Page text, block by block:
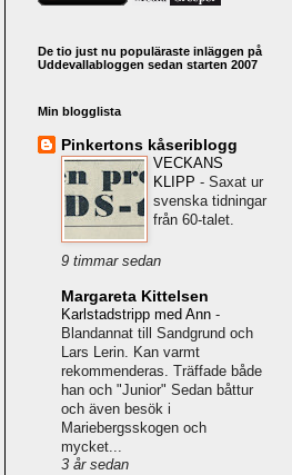
De tio just nu populäraste inläggen på
Uddevallabloggen sedan starten 2007
Min blogglista
Pinkertons kåseriblogg
VECKANS
KLIPP - Saxat ur
svenska tidningar
från 60-talet.
9 timmar sedan
Margareta Kittelsen
Karlstadstripp med Ann -
Blandannat till Sandgrund och
Lars Lerin. Kan varmt
rekommenderas. Träffade både
han och "Junior" Sedan båttur
och även besök i
Mariebergsskogen och
mycket...
3 år sedan